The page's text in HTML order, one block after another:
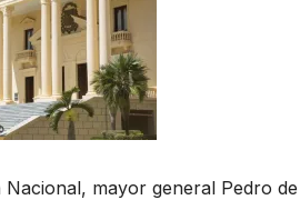
Nacional, mayor general Pedro